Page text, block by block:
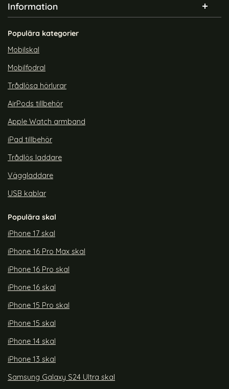
Information
Populära kategorier
Mobilskal
Mobilfodral
Trådlösa hörlurar
AirPods tillbehör
Apple Watch armband
iPad tillbehör
Trådlös laddare
Väggladdare
USB kablar
Populära skal
iPhone 17 skal
iPhone 16 Pro Max skal
iPhone 16 Pro skal
iPhone 16 skal
iPhone 15 Pro skal
iPhone 15 skal
iPhone 14 skal
iPhone 13 skal
Samsung Galaxy S24 Ultra skal